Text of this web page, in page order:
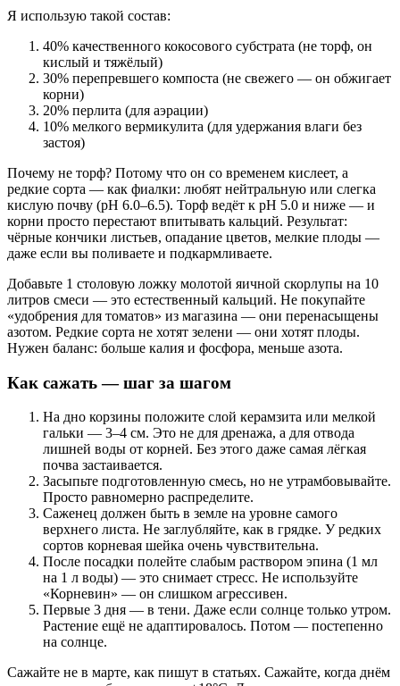
Я использую такой состав:
40% качественного кокосового субстрата (не торф, он
кислый и тяжёлый)
30% перепревшего компоста (не свежего — он обжигает
корни)
20% перлита (для аэрации)
10% мелкого вермикулита (для удержания влаги без
застоя)
Почему не торф? Потому что он со временем кислеет, а
редкие сорта — как фиалки: любят нейтральную или слегка
кислую почву (pH 6.0–6.5). Торф ведёт к pH 5.0 и ниже — и
корни просто перестают впитывать кальций. Результат:
чёрные кончики листьев, опадание цветов, мелкие плоды —
даже если вы поливаете и подкармливаете.
Добавьте 1 столовую ложку молотой яичной скорлупы на 10
литров смеси — это естественный кальций. Не покупайте
«удобрения для томатов» из магазина — они перенасыщены
азотом. Редкие сорта не хотят зелени — они хотят плоды.
Нужен баланс: больше калия и фосфора, меньше азота.
Как сажать — шаг за шагом
На дно корзины положите слой керамзита или мелкой
гальки — 3–4 см. Это не для дренажа, а для отвода
лишней воды от корней. Без этого даже самая лёгкая
почва застаивается.
Засыпьте подготовленную смесь, но не утрамбовывайте.
Просто равномерно распределите.
Саженец должен быть в земле на уровне самого
верхнего листа. Не заглубляйте, как в грядке. У редких
сортов корневая шейка очень чувствительна.
После посадки полейте слабым раствором эпина (1 мл
на 1 л воды) — это снимает стресс. Не используйте
«Корневин» — он слишком агрессивен.
Первые 3 дня — в тени. Даже если солнце только утром.
Растение ещё не адаптировалось. Потом — постепенно
на солнце.
Сажайте не в марте, как пишут в статьях. Сажайте, когда днём